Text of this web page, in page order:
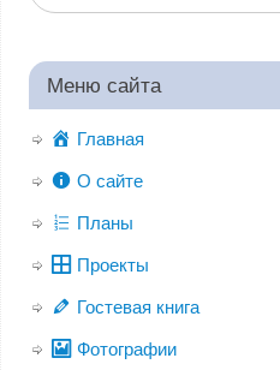
Меню сайта
Главная
О сайте
Планы
Проекты
Гостевая книга
Фотографии